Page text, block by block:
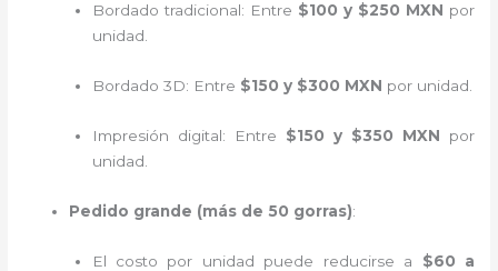
Bordado tradicional: Entre $100 y $250 MXN por
unidad.
Bordado 3D: Entre $150 y $300 MXN por unidad.
Impresión digital: Entre $150 y $350 MXN por
unidad.
Pedido grande (más de 50 gorras):
El costo por unidad puede reducirse a $60 a